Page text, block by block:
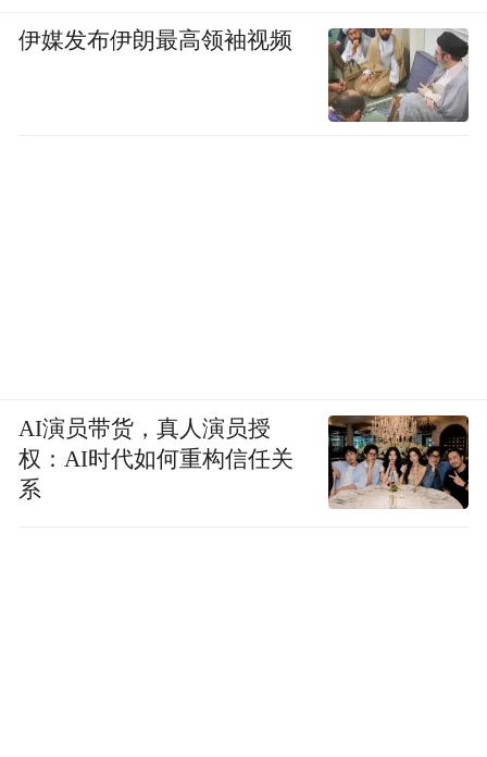
伊媒发布伊朗最高领袖视频
AI演员带货，真人演员授
权：AI时代如何重构信任关
系